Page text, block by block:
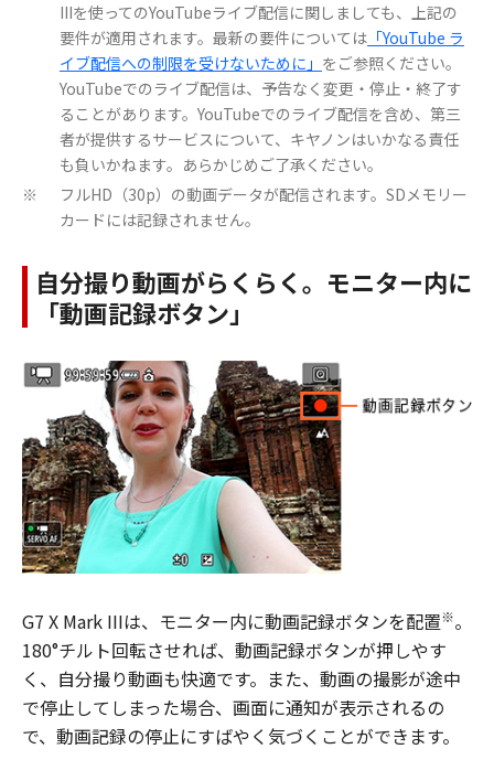
IIIを使ってのYouTubeライブ配信に関しましても、上記の
要件が適用されます。最新の要件については 「YouTube ラ
イブ配信への制限を受けないために」 をご参照ください。
YouTubeでのライブ配信は、予告なく変更・停止・終了す
ることがあります。YouTubeでのライブ配信を含め、第三
者が提供するサービスについて、キヤノンはいかなる責任
も負いかねます。あらかじめご了承ください。
※
フルHD（30p）の動画データが配信されます。SDメモリー
カードには記録されません。
自分撮り動画がらくらく。モニター内に
「動画記録ボタン」
G7 X Mark IIIは、モニター内に動画記録ボタンを配置※。
180°チルト回転させれば、動画記録ボタンが押しやす
く、自分撮り動画も快適です。また、動画の撮影が途中
で停止してしまった場合、画面に通知が表示されるの
で、動画記録の停止にすばやく気づくことができます。